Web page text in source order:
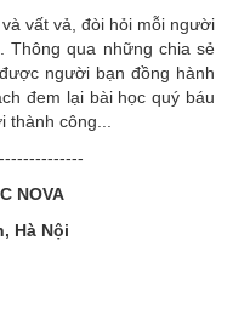
vất vả, đòi hỏi mỗi người
Thông qua những chia sẻ
người bạn đồng hành
đem lại bài học quý báu
công...
NOVA
Hà Nội